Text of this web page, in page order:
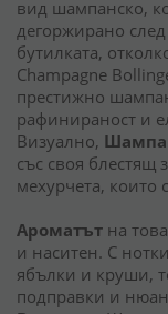
вид шампанско,
дегоржирано
бутилката,
Champagne
престижно
рафинираност и
Визуално,
със своя блестящ
мехурчета, които
Ароматът на
и наситен. С
ябълки и круши,
подправки и